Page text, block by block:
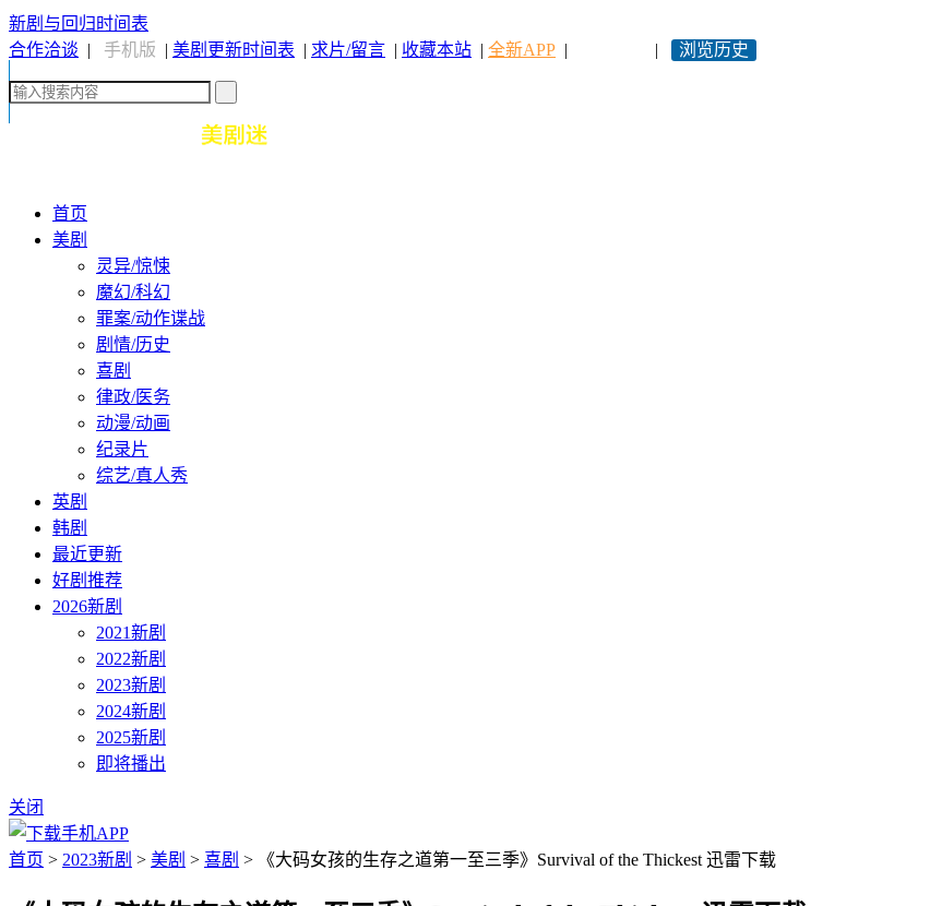
新剧与回归时间表
合作洽谈 | 手机版 | 美剧更新时间表 | 求片/留言 | 收藏本站 | 全新APP | | 浏览历史
首页
美剧
灵异/惊悚
魔幻/科幻
罪案/动作谍战
剧情/历史
喜剧
律政/医务
动漫/动画
纪录片
综艺/真人秀
英剧
韩剧
最近更新
好剧推荐
2026新剧
2021新剧
2022新剧
2023新剧
2024新剧
2025新剧
即将播出
关闭
首页 > 2023新剧 > 美剧 > 喜剧 > 《大码女孩的生存之道第一至三季》Survival of the Thickest 迅雷下载